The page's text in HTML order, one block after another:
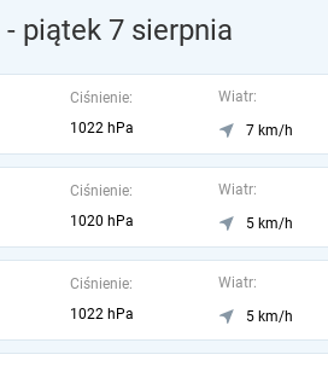
- piątek 7 sierpnia
Ciśnienie:
1022 hPa
Wiatr:
7 km/h
Ciśnienie:
1020 hPa
Wiatr:
5 km/h
Ciśnienie:
1022 hPa
Wiatr:
5 km/h